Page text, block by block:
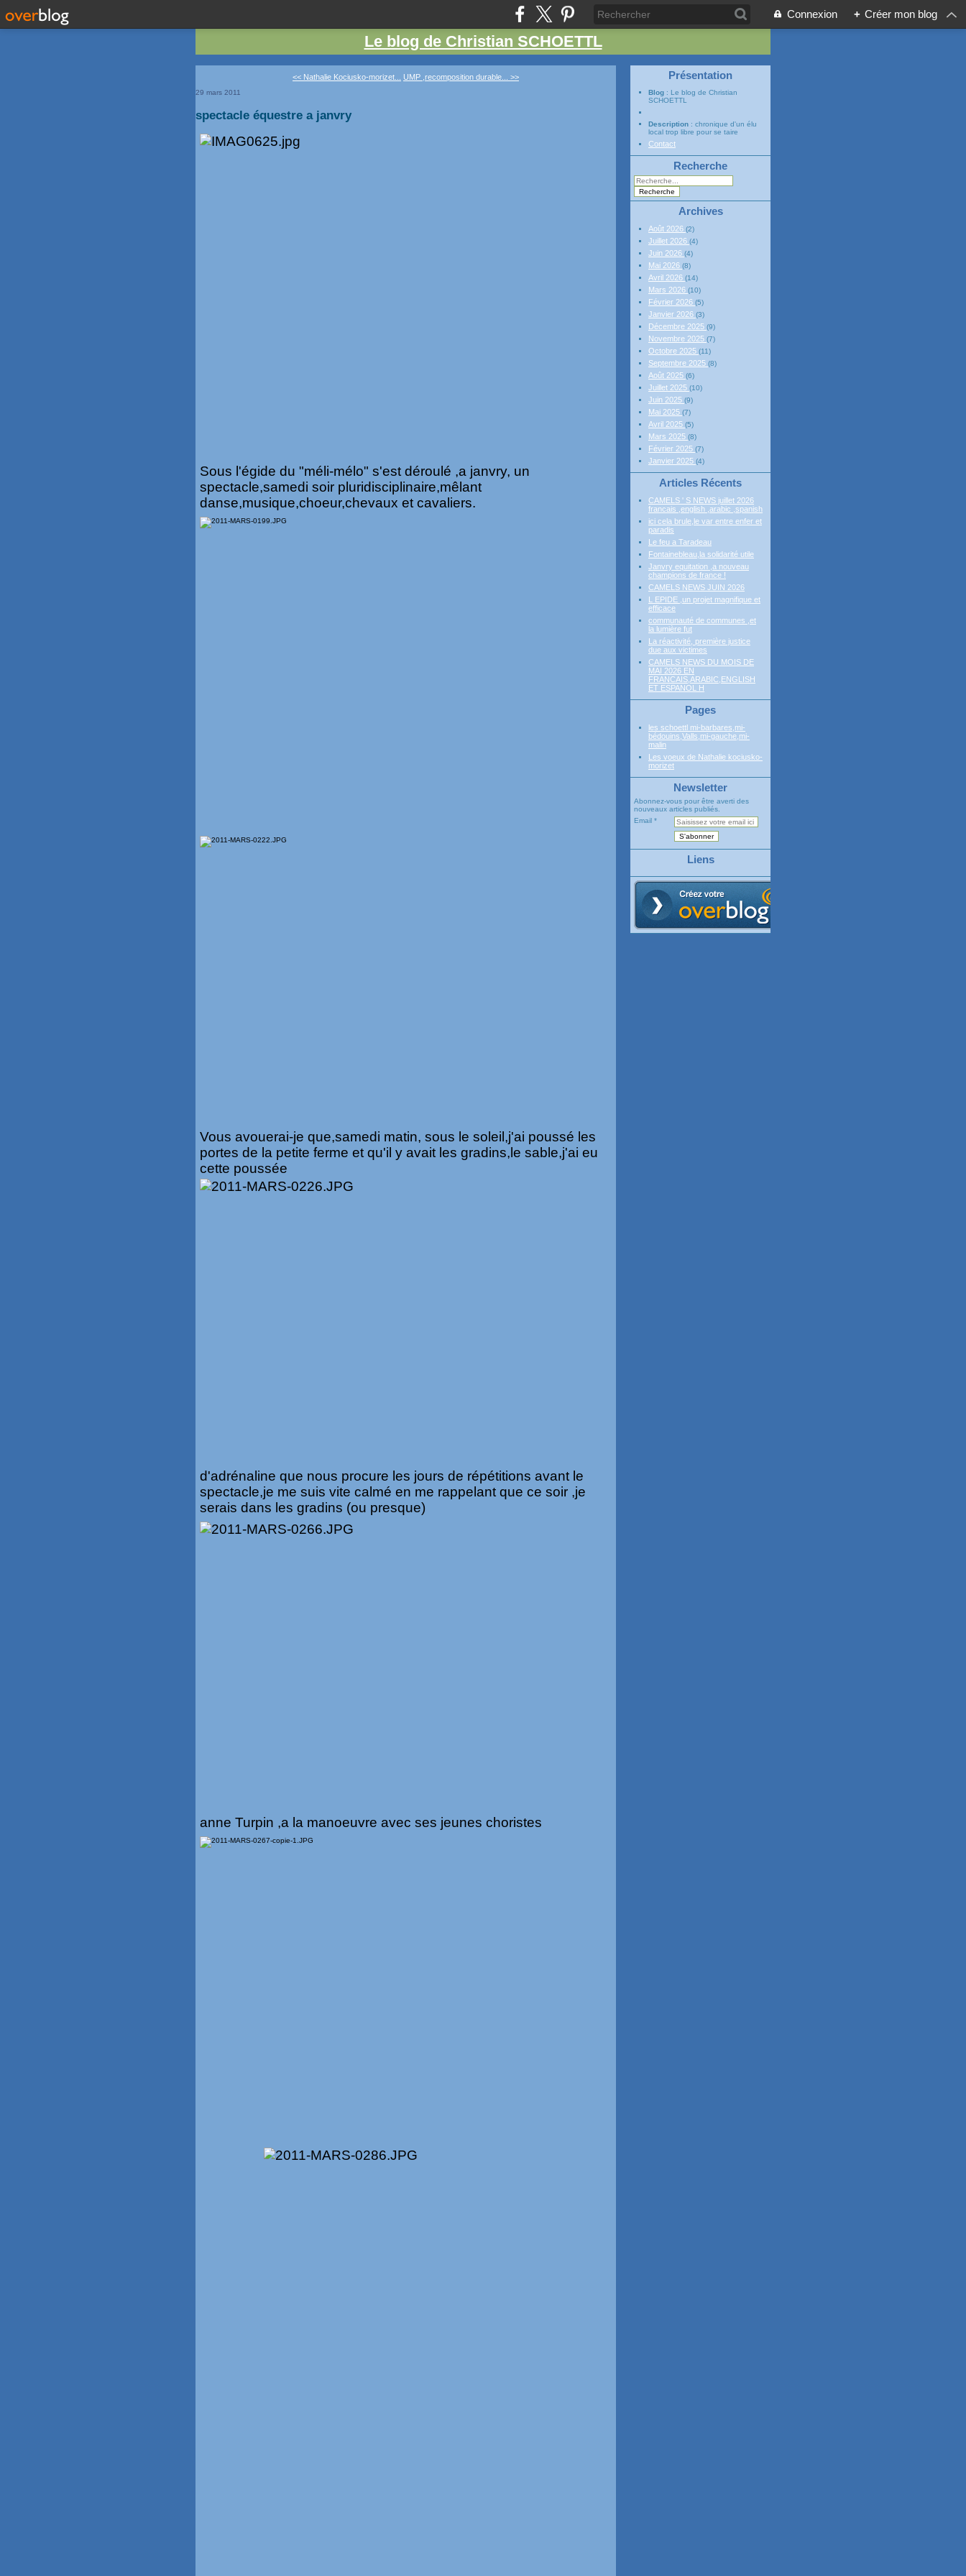
Connexion + Créer mon blog
Le blog de Christian SCHOETTL
<< Nathalie Kociusko-morizet... UMP ,recomposition durable... >>
29 mars 2011
spectacle équestre a janvry
Sous l'égide du "méli-mélo" s'est déroulé ,a janvry, un
spectacle,samedi soir pluridisciplinaire,mêlant
danse,musique,choeur,chevaux et cavaliers.
Vous avouerai-je que,samedi matin, sous le soleil,j'ai poussé les
portes de la petite ferme et qu'il y avait les gradins,le sable,j'ai eu
cette poussée
d'adrénaline que nous procure les jours de répétitions avant le
spectacle,je me suis vite calmé en me rappelant que ce soir ,je
serais dans les gradins (ou presque)
anne Turpin ,a la manoeuvre avec ses jeunes choristes
Présentation
Blog : Le blog de Christian
SCHOETTL
Description : chronique d'un élu
local trop libre pour se taire
Contact
Recherche
Archives
Août 2026 (2)
Juillet 2026 (4)
Juin 2026 (4)
Mai 2026 (8)
Avril 2026 (14)
Mars 2026 (10)
Février 2026 (5)
Janvier 2026 (3)
Décembre 2025 (9)
Novembre 2025 (7)
Octobre 2025 (11)
Septembre 2025 (8)
Août 2025 (6)
Juillet 2025 (10)
Juin 2025 (9)
Mai 2025 (7)
Avril 2025 (5)
Mars 2025 (8)
Février 2025 (7)
Janvier 2025 (4)
Articles Récents
CAMELS ' S NEWS juillet 2026
francais ,english ,arabic ,spanish
ici cela brule,le var entre enfer et
paradis
Le feu a Taradeau
Fontainebleau,la solidarité utile
Janvry equitation ,a nouveau
champions de france !
CAMELS NEWS JUIN 2026
L EPIDE ,un projet magnifique et
efficace
communauté de communes ,et
la lumière fut
La réactivité, première justice
due aux victimes
CAMELS NEWS DU MOIS DE
MAI 2026 EN
FRANCAIS,ARABIC,ENGLISH
ET ESPANOL H
Pages
les schoettl mi-barbares,mi-
bédouins,Valls,mi-gauche,mi-
malin
Les voeux de Nathalie kociusko-
morizet
Newsletter
Abonnez-vous pour être averti des
nouveaux articles publiés.
Email
Liens